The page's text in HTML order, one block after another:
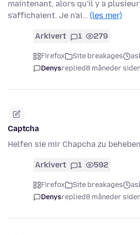
maintenant, alors qu'il y a
s'affichaient. Je n'ai… (les mer)
Arkivert 1 279
Firefox Site breakages
Denysreplied8 måneder
Captcha
Helfen sie mir Chapcha zu beheben
Arkivert 1 592
Firefox Site breakages
Denysreplied8 måneder